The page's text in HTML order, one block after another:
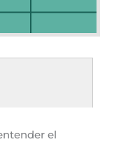
el